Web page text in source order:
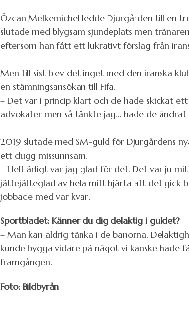
Özcan Melkemichel ledde Djurgården till en
slutade med blygsam sjundeplats men
eftersom han fått ett lukrativt förslag från
Men till sist blev det inget med den iranska
en stämningsansökan till Fifa.
– Det var i princip klart och de hade skickat
advokater men så tänkte jag… hade de
2019 slutade med SM-guld för Djurgårdens
ett dugg missunnsam.
– Helt ärligt var jag glad för det. Det var ju
jättejätteglad av hela mitt hjärta att det gick
jobbade med var kvar.
Sportbladet: Känner du dig delaktig i guldet?
– Man kan aldrig tänka i de banorna.
kunde bygga vidare på något vi kanske hade
framgången.
Foto: Bildbyrån